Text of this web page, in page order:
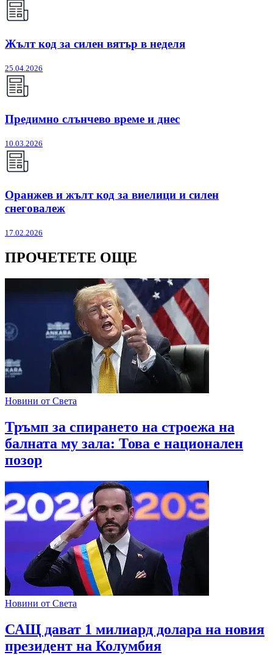
Жълт код за силен вятър в неделя
25.04.2026
Предимно слънчево време и днес
10.03.2026
Оранжев и жълт код за виелици и силен
снеговалеж
17.02.2026
ПРОЧЕТЕТЕ ОЩЕ
Новини от Света
Тръмп за спирането на строежа на
балната му зала: Това е национален
позор
Новини от Света
САЩ дават 1 милиард долара на новия
президент на Колумбия